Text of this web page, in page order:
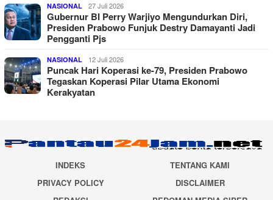
NASIONAL 27 Juli 2026
Gubernur BI Perry Warjiyo Mengundurkan Diri,
Presiden Prabowo Funjuk Destry Damayanti Jadi
Pengganti Pjs
NASIONAL 12 Juli 2026
Puncak Hari Koperasi ke-79, Presiden Prabowo
Tegaskan Koperasi Pilar Utama Ekonomi
Kerakyatan
INDEKS
TENTANG KAMI
PRIVACY POLICY
DISCLAIMER